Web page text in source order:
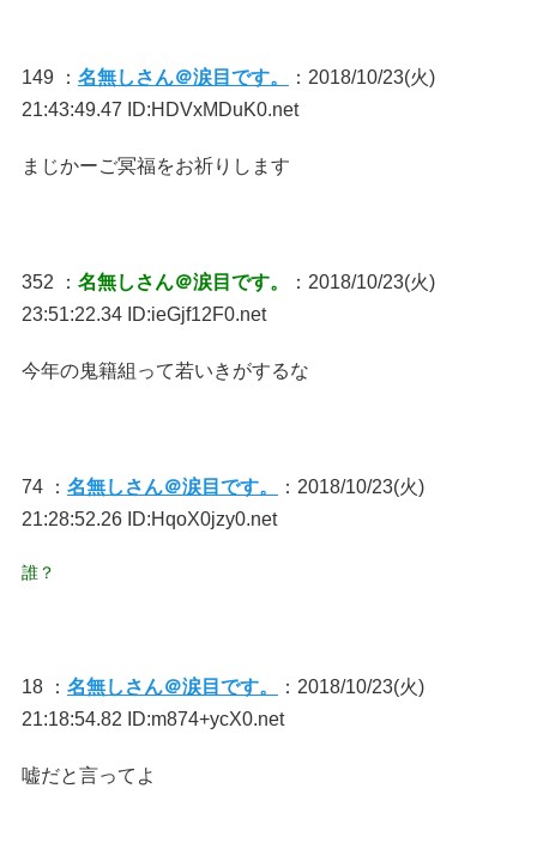
149 ： 名無しさん＠涙目です。
：2018/10/23(火)
21:43:49.47 ID:HDVxMDuK0.net
まじかーご冥福をお祈りします
352 ： 名無しさん＠涙目です。
：2018/10/23(火)
23:51:22.34 ID:ieGjf12F0.net
今年の鬼籍組って若いきがするな
74 ： 名無しさん＠涙目です。
：2018/10/23(火)
21:28:52.26 ID:HqoX0jzy0.net
誰？
18 ： 名無しさん＠涙目です。
：2018/10/23(火)
21:18:54.82 ID:m874+ycX0.net
嘘だと言ってよ